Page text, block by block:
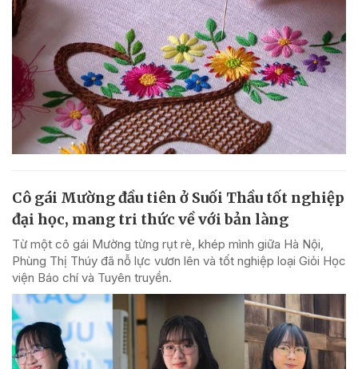
Cô gái Mường đầu tiên ở Suối Thầu tốt nghiệp
đại học, mang tri thức về với bản làng
Từ một cô gái Mường từng rụt rè, khép mình giữa Hà Nội,
Phùng Thị Thúy đã nỗ lực vươn lên và tốt nghiệp loại Giỏi Học
viện Báo chí và Tuyên truyền.